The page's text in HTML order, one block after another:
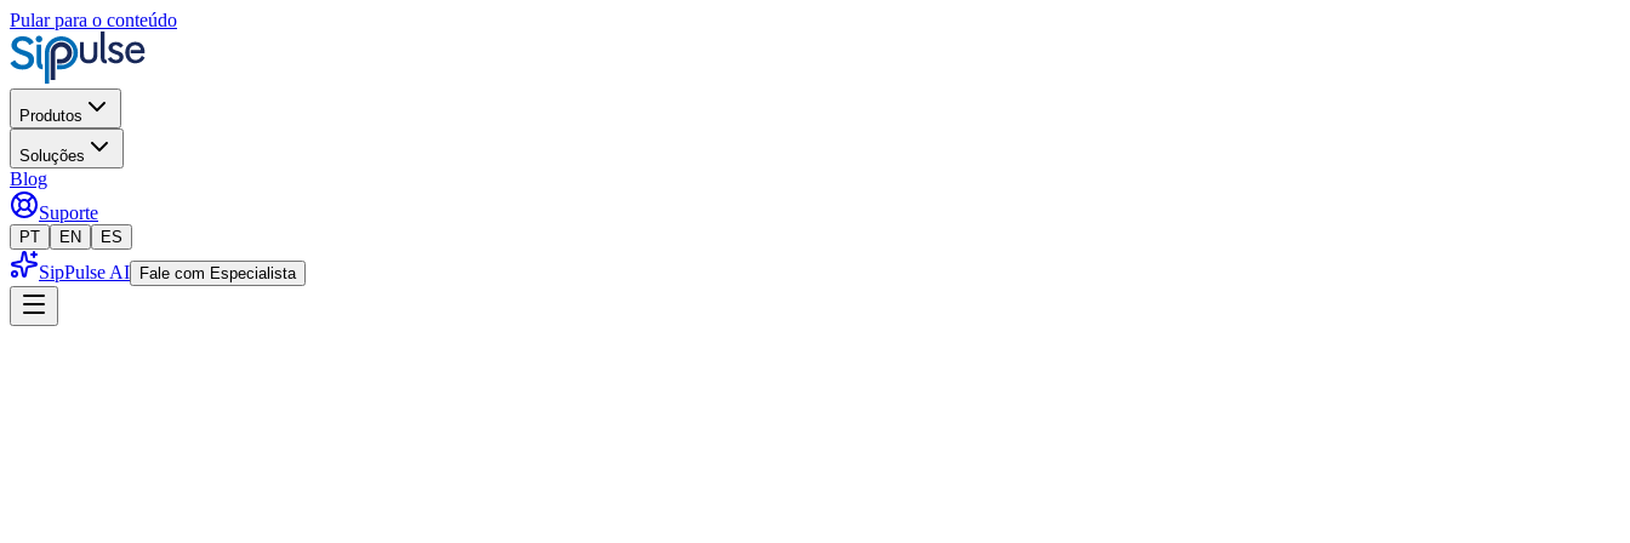
Pular para o conteúdo
Produtos
Soluções
Blog
Suporte
PT EN ES
SipPulse AI Fale com Especialista